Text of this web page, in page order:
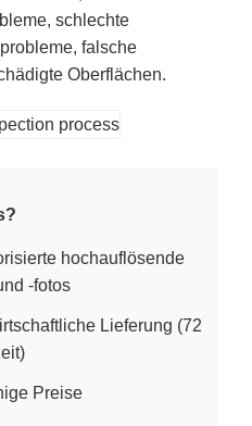
schlechte
falsche
Oberflächen.
hochauflösende
-fotos
Lieferung (72
Preise